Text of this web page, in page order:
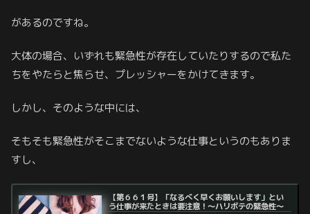
があるのですね。
大体の場合、いずれも緊急性が存在していたりするので私た
ちをやたらと焦らせ、プレッシャーをかけてきます。
しかし、そのような中には、
そもそも緊急性がそこまでないような仕事というのもありま
すし、
【第６６１号】「なるべく早くお願いします」とい
う仕事が来たときは要注意！～ハリボテの緊急性～